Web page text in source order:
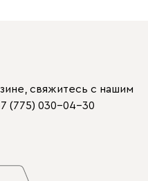
свяжитесь с нашим
(775) 030-04-30